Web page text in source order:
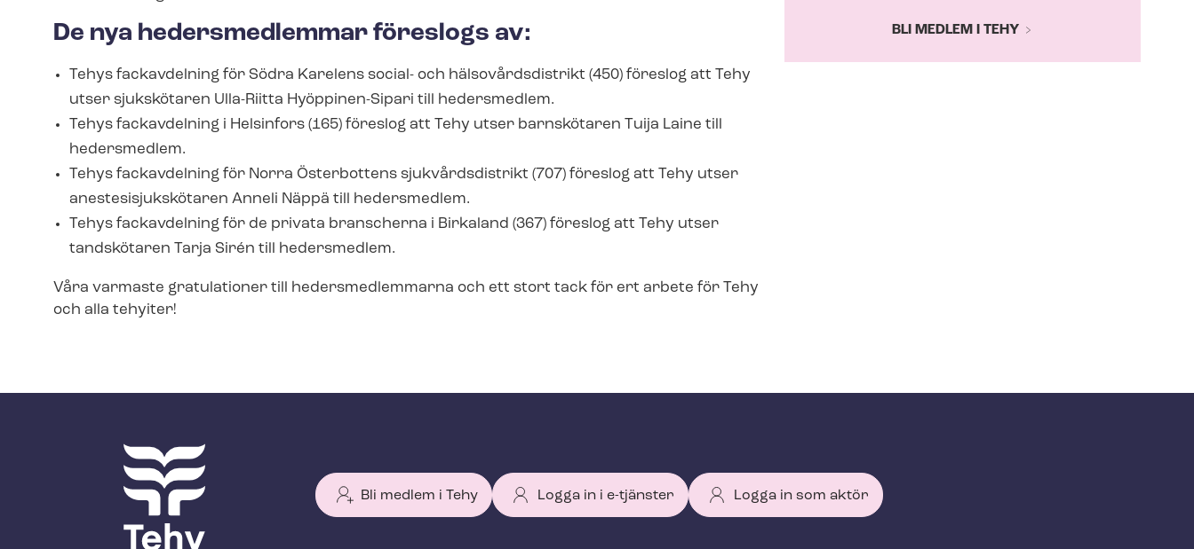
De nya hedersmedlemmar föreslogs av:
Tehys fackavdelning för Södra Karelens social- och häl­so­vårds­di­strikt (450) föreslog att Tehy
utser sjukskötaren Ulla-Riitta Hyöppinen-Sipari till hedersmedlem.
Tehys fackavdelning i Helsinfors (165) föreslog att Tehy utser barnskötaren Tuija Laine till
hedersmedlem.
Tehys fackavdelning för Norra Österbottens sjukvårdsdistrikt (707) föreslog att Tehy utser
an­es­te­si­sjuk­skö­ta­ren Anneli Näppä till hedersmedlem.
Tehys fackavdelning för de privata branscherna i Birkaland (367) föreslog att Tehy utser
tandskötaren Tarja Sirén till hedersmedlem.
Våra varmaste gratulationer till hedersmedlemmarna och ett stort tack för ert arbete för Tehy
och alla tehyiter!
BLI MEDLEM I TEHY
Bli medlem i Tehy Logga in i e-tjänster Logga in som aktör